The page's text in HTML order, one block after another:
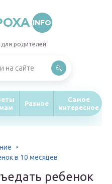
INFO
родителей
Разное
Самое
интересное
в 10 месяцев
ребенок